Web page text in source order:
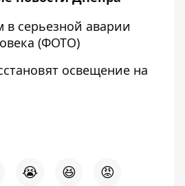
серьезной аварии
(ФОТО)
освещение на
😭 😆 😡